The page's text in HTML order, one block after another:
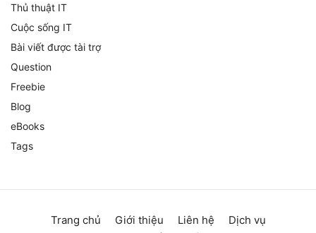
Thủ thuật IT
Cuộc sống IT
Bài viết được tài trợ
Question
Freebie
Blog
eBooks
Tags
Trang chủ Giới thiệu Liên hệ
Dịch vụ